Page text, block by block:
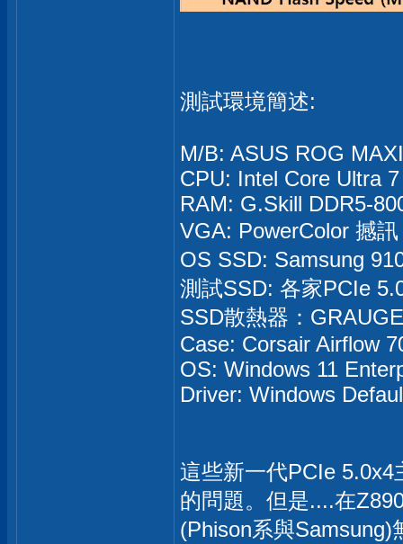
測試環境簡述:
M/B: ASUS ROG
CPU: Intel Core Ultra
RAM: G.Skill DDR5-
VGA: PowerColor 撼
OS SSD: Samsung
測試SSD: 各家PCIe
SSD散熱器：
Case: Corsair Airflow
OS: Windows 11
Driver: Windows
這些新一代PCIe
的問題。但是....在
(Phison系與